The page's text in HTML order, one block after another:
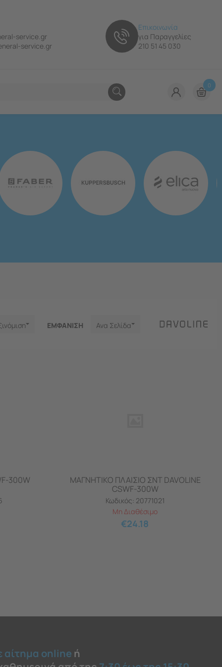
service.gr
service.gr
Επικοινωνία
για Παραγγελίες
210 51 45 030
0
ΕΜΦΑNΙΣΗ Ανα Σελίδα
300W
ΜΑΓΝΗΤΙΚΟ ΠΛΑΙΣΙΟ ΣΝΤ DAVOLINE
CSWF-300W
Κωδικός: 20771021
Μη Διαθέσιμο
€24.18
αίτημα online ή